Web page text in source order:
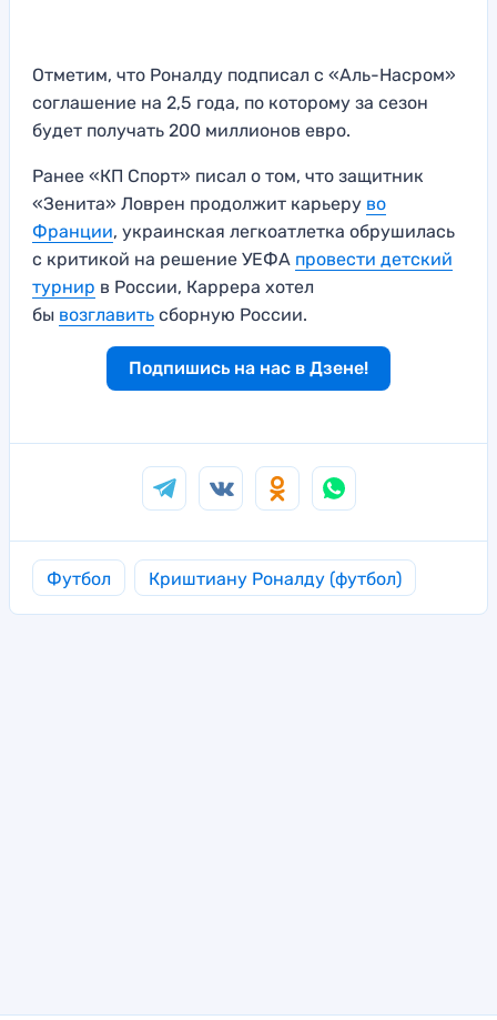
Отметим, что Роналду подписал с «Аль-Насром»
соглашение на 2,5 года, по которому за сезон
будет получать 200 миллионов евро.
Ранее «КП Спорт» писал о том, что защитник
«Зенита» Ловрен продолжит карьеру во
Франции, украинская легкоатлетка обрушилась
с критикой на решение УЕФА провести детский
турнир в России, Каррера хотел
бы возглавить сборную России.
Подпишись на нас в Дзене!
Футбол Криштиану Роналду (футбол)